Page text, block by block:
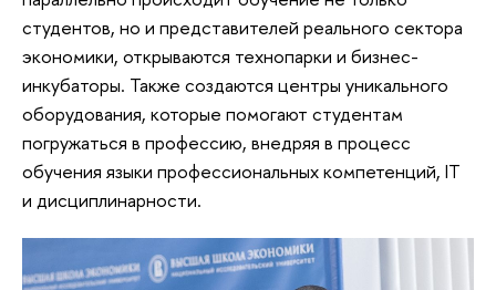
студентов, но и представителей реального сектора
экономики, открываются технопарки и бизнес-
инкубаторы. Также создаются центры уникального
оборудования, которые помогают студентам
погружаться в профессию, внедряя в процесс
обучения языки профессиональных компетенций, IT
и дисциплинарности.